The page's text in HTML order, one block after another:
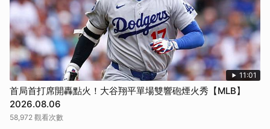
11:01
首局首打席開轟點火！大谷翔平單場雙響砲煙火秀【MLB】
2026.08.06
58,972 觀看次數
取消